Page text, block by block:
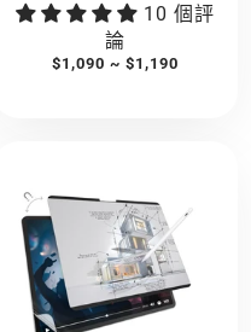
10 個評
論
$1,090 ~ $1,190